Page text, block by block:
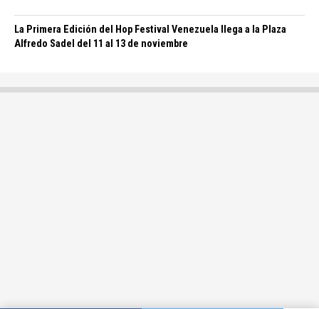
La Primera Edición del Hop Festival Venezuela llega a la Plaza
Alfredo Sadel del 11 al 13 de noviembre